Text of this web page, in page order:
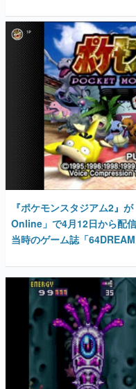
『ポケモンスタジアム2』
Online」で4月12日から配
当時のゲーム誌「